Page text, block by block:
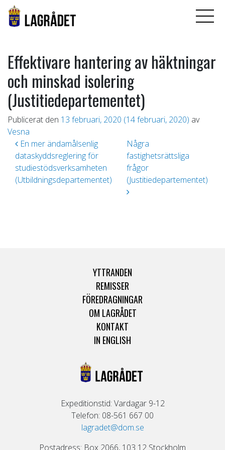
Effektivare hantering av häktningar
och minskad isolering
(Justitiedepartementet)
Publicerat den 13 februari, 2020 (14 februari, 2020) av
Vesna
Inläggsnavigering
En mer ändamålsenlig
dataskyddsreglering för
studiestödsverksamheten
(Utbildningsdepartementet)
Några
fastighetsrättsliga
frågor
(Justitiedepartementet)
YTTRANDEN
REMISSER
FÖREDRAGNINGAR
OM LAGRÅDET
KONTAKT
IN ENGLISH
Expeditionstid: Vardagar 9-12
Telefon: 08-561 667 00
lagradet@dom.se
Postadress: Box 2066, 103 12 Stockholm